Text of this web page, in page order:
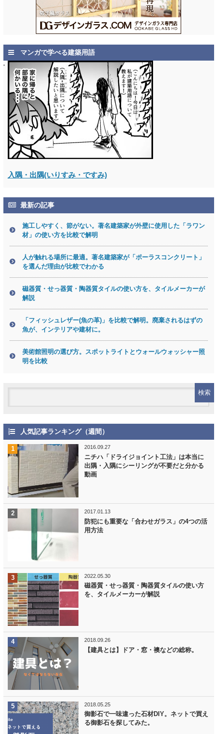
マンガで学べる建築用語
入隅・出隅(いりすみ・ですみ)
最新の記事
施工しやすく、節がない。著名建築家が外壁に使用した「ラワン
材」の使い方を比較で解明
人が触れる場所に最適。著名建築家が「ポーラスコンクリート」
を選んだ理由が比較でわかる
磁器質・せっ器質・陶器質タイルの使い方を、タイルメーカーが
解説
「フィッシュレザー(魚の革)」を比較で解明。廃棄されるはずの
魚が、インテリアや建材に。
美術館照明の選び方。スポットライトとウォールウォッシャー照
明を比較
人気記事ランキング（週間）
2016.09.27
ニチハ「ドライジョイント工法」は本当に
出隅・入隅にシーリングが不要だと分かる
動画
2017.01.13
防犯にも重要な「合わせガラス」の4つの活
用方法
2022.05.30
磁器質・せっ器質・陶器質タイルの使い方
を、タイルメーカーが解説
2018.09.26
【建具とは】ドア・窓・襖などの総称。
2018.05.25
御影石で一味違った石材DIY。ネットで買え
る御影石を探してみた。